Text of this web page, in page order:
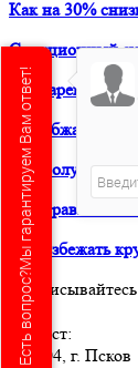
Как на 30%
Санкционный
Как
Как
Как получить
Как правильно
Как избежать
Юрвест:
180004, г. Псков
Есть вопрос?Мы гарантируем Вам ответ!